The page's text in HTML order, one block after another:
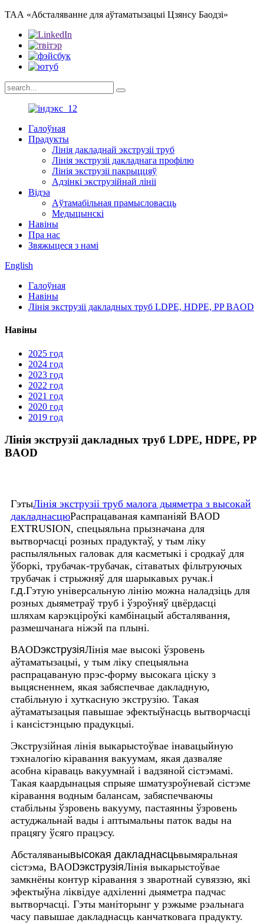
ТАА «Абсталяванне для аўтаматызацыі Цзянсу Баодзі»
Галоўная
Прадукты
Лінія дакладнай экструзіі труб
Лінія экструзіі дакладнага профілю
Лінія экструзіі пакрыццяў
Адзінкі экструзійнай лініі
Відэа
Аўтамабільная прамысловасць
Медыцынскі
Навіны
Пра нас
Звяжыцеся з намі
English
Галоўная
Навіны
Лінія экструзіі дакладных труб LDPE, HDPE, PP BAOD
Навіны
2025 год
2024 год
2023 год
2022 год
2021 год
2020 год
2019 год
Лінія экструзіі дакладных труб LDPE, HDPE, PP
BAOD
ГэтыЛінія экструзіі труб малога дыяметра з высокай
дакладнасцюРаспрацаваная кампаніяй BAOD
EXTRUSION, спецыяльна прызначана для
вытворчасці розных прадуктаў, у тым ліку
распыляльных галовак для касметыкі і сродкаў для
ўборкі, трубачак-трубачак, сітаватых фільтруючых
трубачак і стрыжняў для шарыкавых ручак.і
г.д.Гэтую універсальную лінію можна наладзіць для
розных дыяметраў труб і ўзроўняў цвёрдасці
шляхам карэкціроўкі камбінацый абсталявання,
размешчанага ніжэй па плыні.
BAODэкструзіяЛінія мае высокі ўзровень
аўтаматызацыі, у тым ліку спецыяльна
распрацаваную прэс-форму высокага ціску з
выцясненнем, якая забяспечвае дакладную,
стабільную і хуткасную экструзію. Такая
аўтаматызацыя павышае эфектыўнасць вытворчасці
і кансістэнцыю прадукцыі.
Экструзійная лінія выкарыстоўвае інавацыйную
тэхналогію кіравання вакуумам, якая дазваляе
асобна кіраваць вакуумнай і вадзяной сістэмамі.
Такая каардынацыя спрыяе шматузроўневай сістэме
кіравання водным балансам, забяспечваючы
стабільны ўзровень вакууму, пастаянны ўзровень
астуджальнай вады і аптымальны паток вады на
працягу ўсяго працэсу.
Абсталяванывысокая дакладнасцьвымяральная
сістэма, BAODэкструзіяЛінія выкарыстоўвае
замкнёны контур кіравання з зваротнай сувяззю, які
эфектыўна ліквідуе адхіленні дыяметра падчас
вытворчасці. Гэты маніторынг у рэжыме рэальнага
часу павышае дакладнасць канчатковага прадукту.